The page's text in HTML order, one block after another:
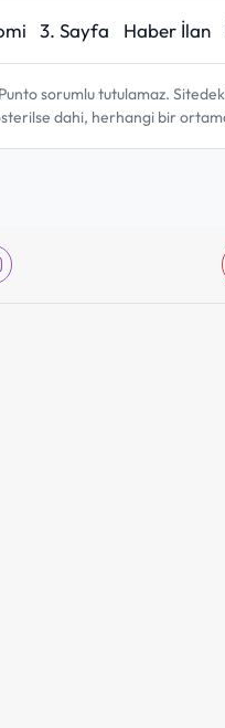
3. Sayfa Haber İlan
sorumlu tutulamaz.
dahi, herhangi bir